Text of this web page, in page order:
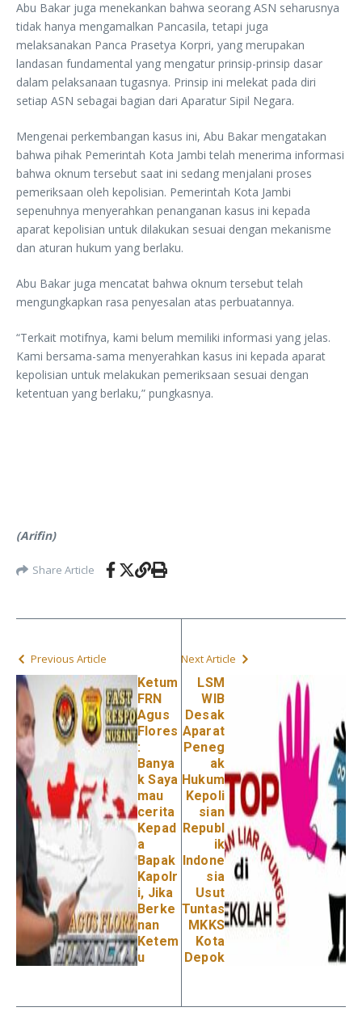
Abu Bakar juga menekankan bahwa seorang ASN seharusnya
tidak hanya mengamalkan Pancasila, tetapi juga
melaksanakan Panca Prasetya Korpri, yang merupakan
landasan fundamental yang mengatur prinsip-prinsip dasar
dalam pelaksanaan tugasnya. Prinsip ini melekat pada diri
setiap ASN sebagai bagian dari Aparatur Sipil Negara.
Mengenai perkembangan kasus ini, Abu Bakar mengatakan
bahwa pihak Pemerintah Kota Jambi telah menerima informasi
bahwa oknum tersebut saat ini sedang menjalani proses
pemeriksaan oleh kepolisian. Pemerintah Kota Jambi
sepenuhnya menyerahkan penanganan kasus ini kepada
aparat kepolisian untuk dilakukan sesuai dengan mekanisme
dan aturan hukum yang berlaku.
Abu Bakar juga mencatat bahwa oknum tersebut telah
mengungkapkan rasa penyesalan atas perbuatannya.
“Terkait motifnya, kami belum memiliki informasi yang jelas.
Kami bersama-sama menyerahkan kasus ini kepada aparat
kepolisian untuk melakukan pemeriksaan sesuai dengan
ketentuan yang berlaku,” pungkasnya.
(Arifin)
Share Article
Previous Article
Ketum
FRN
Agus
Flores
:
Banya
k Saya
mau
cerita
Kepad
a
Bapak
Kapolr
i, Jika
Berke
nan
Ketem
u
Next Article
LSM
WIB
Desak
Aparat
Peneg
ak
Hukum
Kepoli
sian
Republ
ik
Indone
sia
Usut
Tuntas
MKKS
Kota
Depok